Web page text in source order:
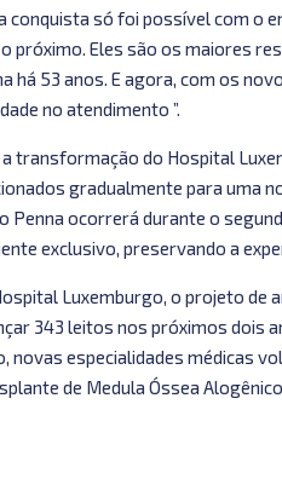
conquista só foi possível com o
próximo. Eles são os maiores
há 53 anos. E agora, com os
no atendimento ”.
a transformação do Hospital
gradualmente para uma
Penna ocorrerá durante o
exclusivo, preservando a
Luxemburgo, o projeto de
343 leitos nos próximos dois
novas especialidades médicas
de Medula Óssea